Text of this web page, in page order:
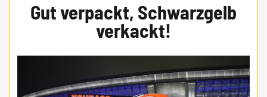
Gut verpackt, Schwarzgelb
verkackt!